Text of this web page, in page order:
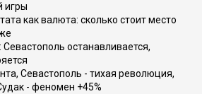
игры
как валюта: сколько стоит место
останавливается,
Севастополь - тихая революция,
- феномен +45%